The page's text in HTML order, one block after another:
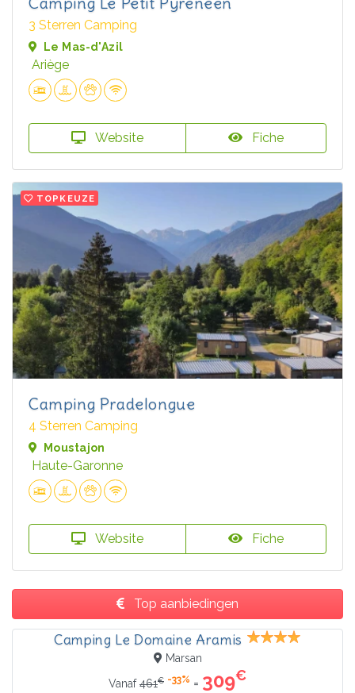
3 Sterren Camping
Le Mas-d'Azil
Ariège
Website Fiche
TOPKEUZE
Camping Pradelongue
4 Sterren Camping
Moustajon
Haute-Garonne
Website Fiche
Top aanbiedingen
Camping Le Domaine Aramis
Marsan
Vanaf461€ -33% = 309€